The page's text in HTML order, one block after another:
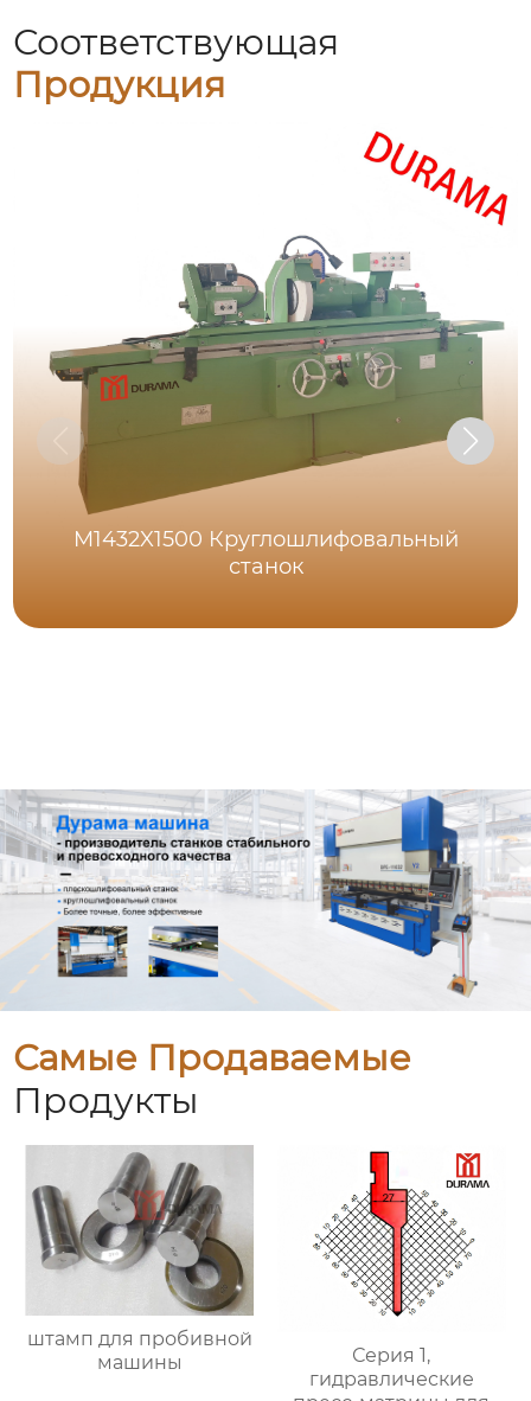
Соответствующая
Продукция
M1432X1500 Круглошлифовальный
станок
Самые Продаваемые
Продукты
штамп для пробивной
машины
Серия 1,
гидравлические